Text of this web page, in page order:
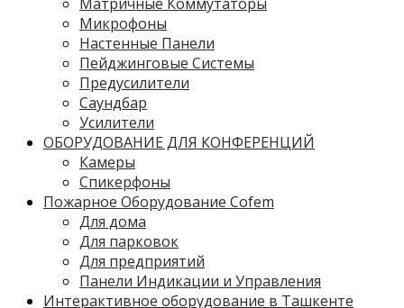
Микрофоны
Настенные Панели
Пейджинговые Системы
Предусилители
Саундбар
Усилители
ОБОРУДОВАНИЕ ДЛЯ КОНФЕРЕНЦИЙ
Камеры
Спикерфоны
Пожарное Оборудование Cofem
Для дома
Для парковок
Для предприятий
Панели Индикации и Управления
Интерактивное оборудование в Ташкенте